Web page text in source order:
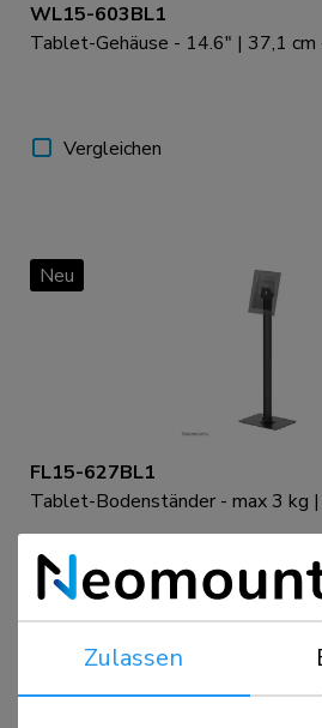
WL15-603BL1
Tablet-Gehäuse - 14.6" | 37,1 cm
Vergleichen
Neu
FL15-627BL1
Tablet-Bodenständer - max 3 kg
Vergleichen
Zulassen